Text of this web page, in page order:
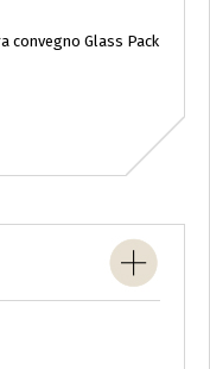
convegno Glass Pack